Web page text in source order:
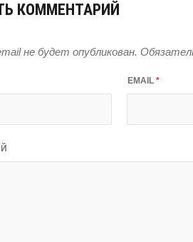
КОММЕНТАРИЙ
не будет опубликован.
EMAIL*